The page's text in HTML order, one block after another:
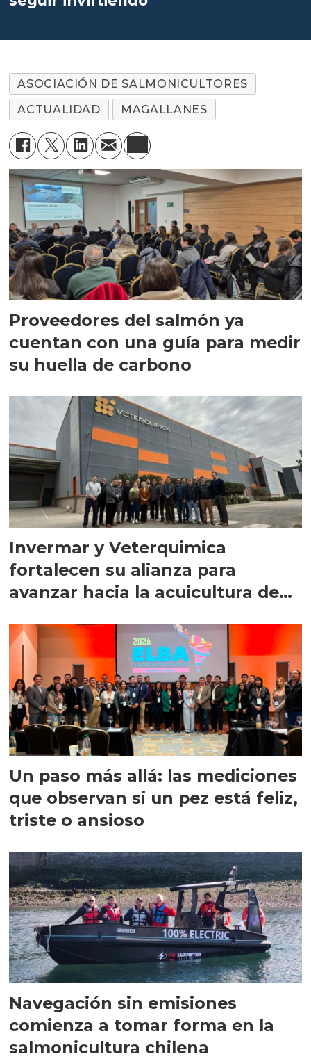
ASOCIACIÓN DE SALMONICULTORES
ACTUALIDAD
MAGALLANES
Proveedores del salmón ya
cuentan con una guía para medir
su huella de carbono
Invermar y Veterquimica
fortalecen su alianza para
avanzar hacia la acuicultura de
Un paso más allá: las mediciones
que observan si un pez está feliz,
triste o ansioso
Navegación sin emisiones
comienza a tomar forma en la
salmonicultura chilena